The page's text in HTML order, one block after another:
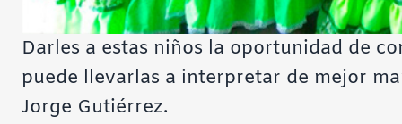
Darles a estas niños la oportunidad de
puede llevarlas a interpretar de mejor
Jorge Gutiérrez.